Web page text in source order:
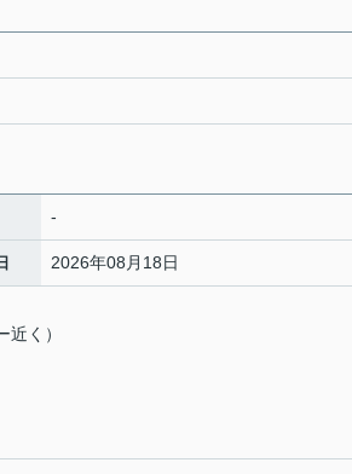
-
2026年08月18日
く）